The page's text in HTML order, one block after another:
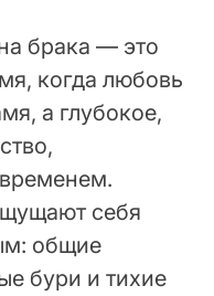
брака — это
когда любовь
а глубокое,
себя
общие
бури и тихие